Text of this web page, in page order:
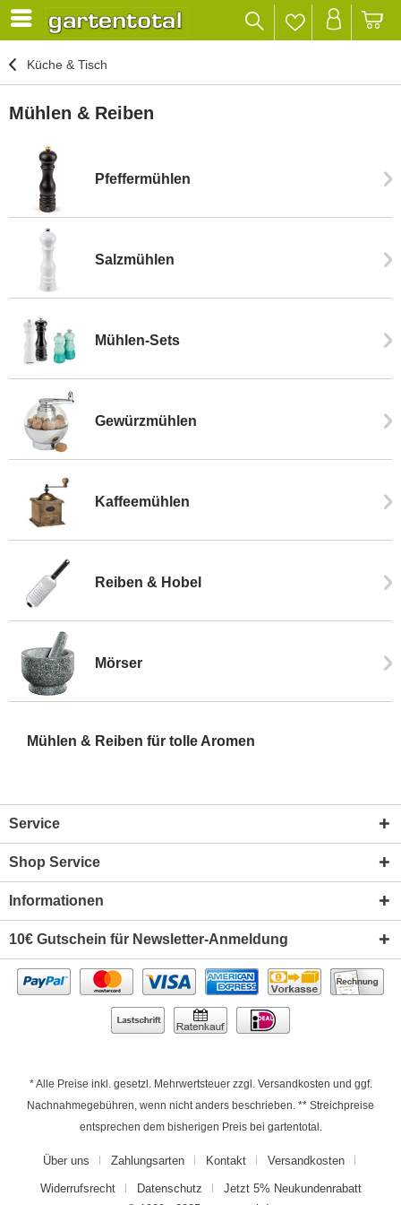
Küche & Tisch
Mühlen & Reiben
Mühlen & Reiben für tolle Aromen
Pfeffermühlen
Salzmühlen
Mühlen-Sets
Gewürzmühlen
Kaffeemühlen
Reiben & Hobel
Mörser
Service
Shop Service
Informationen
10€ Gutschein für Newsletter-Anmeldung
* Alle Preise inkl. gesetzl. Mehrwertsteuer zzgl. Versandkosten und ggf.
Nachnahmegebühren, wenn nicht anders beschrieben. ** Streichpreise
entsprechen dem bisherigen Preis bei gartentotal.
Über uns Zahlungsarten Kontakt Versandkosten
Widerrufsrecht Datenschutz
Jetzt 5% Neukundenrabatt